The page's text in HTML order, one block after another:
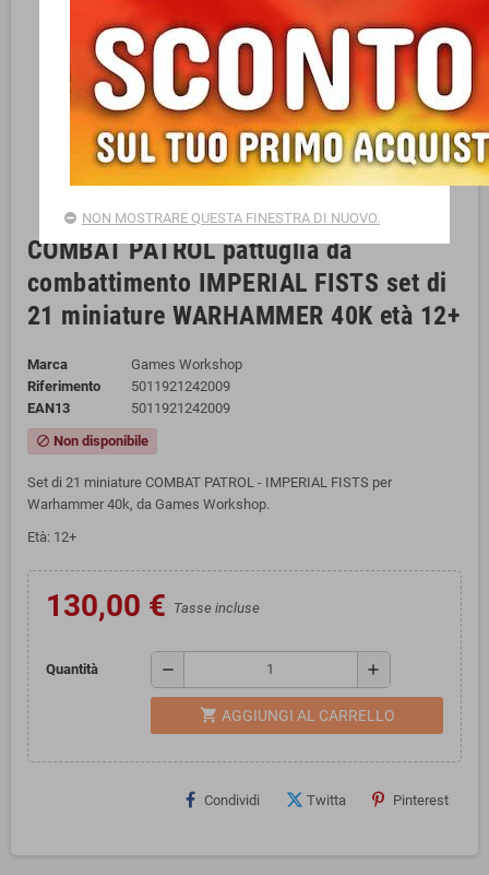
COMBAT PATROL pattuglia da
combattimento IMPERIAL FISTS set di
21 miniature WARHAMMER 40K età 12+
Marca
Games Workshop
Riferimento
5011921242009
EAN13
5011921242009
block Non disponibile
Set di 21 miniature COMBAT PATROL - IMPERIAL FISTS per
Warhammer 40k, da Games Workshop.
Età: 12+
130,00 € Tasse incluse
Quantità remove add
shopping_cart AGGIUNGI AL CARRELLO
Condividi Twitta Pinterest
NON MOSTRARE QUESTA FINESTRA DI NUOVO.